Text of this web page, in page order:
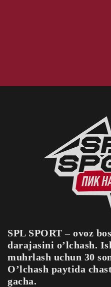
SPL SPORT – ovoz
darajasini o’lchash.
muhrlash uchun 30
O’lchash paytida
gacha.